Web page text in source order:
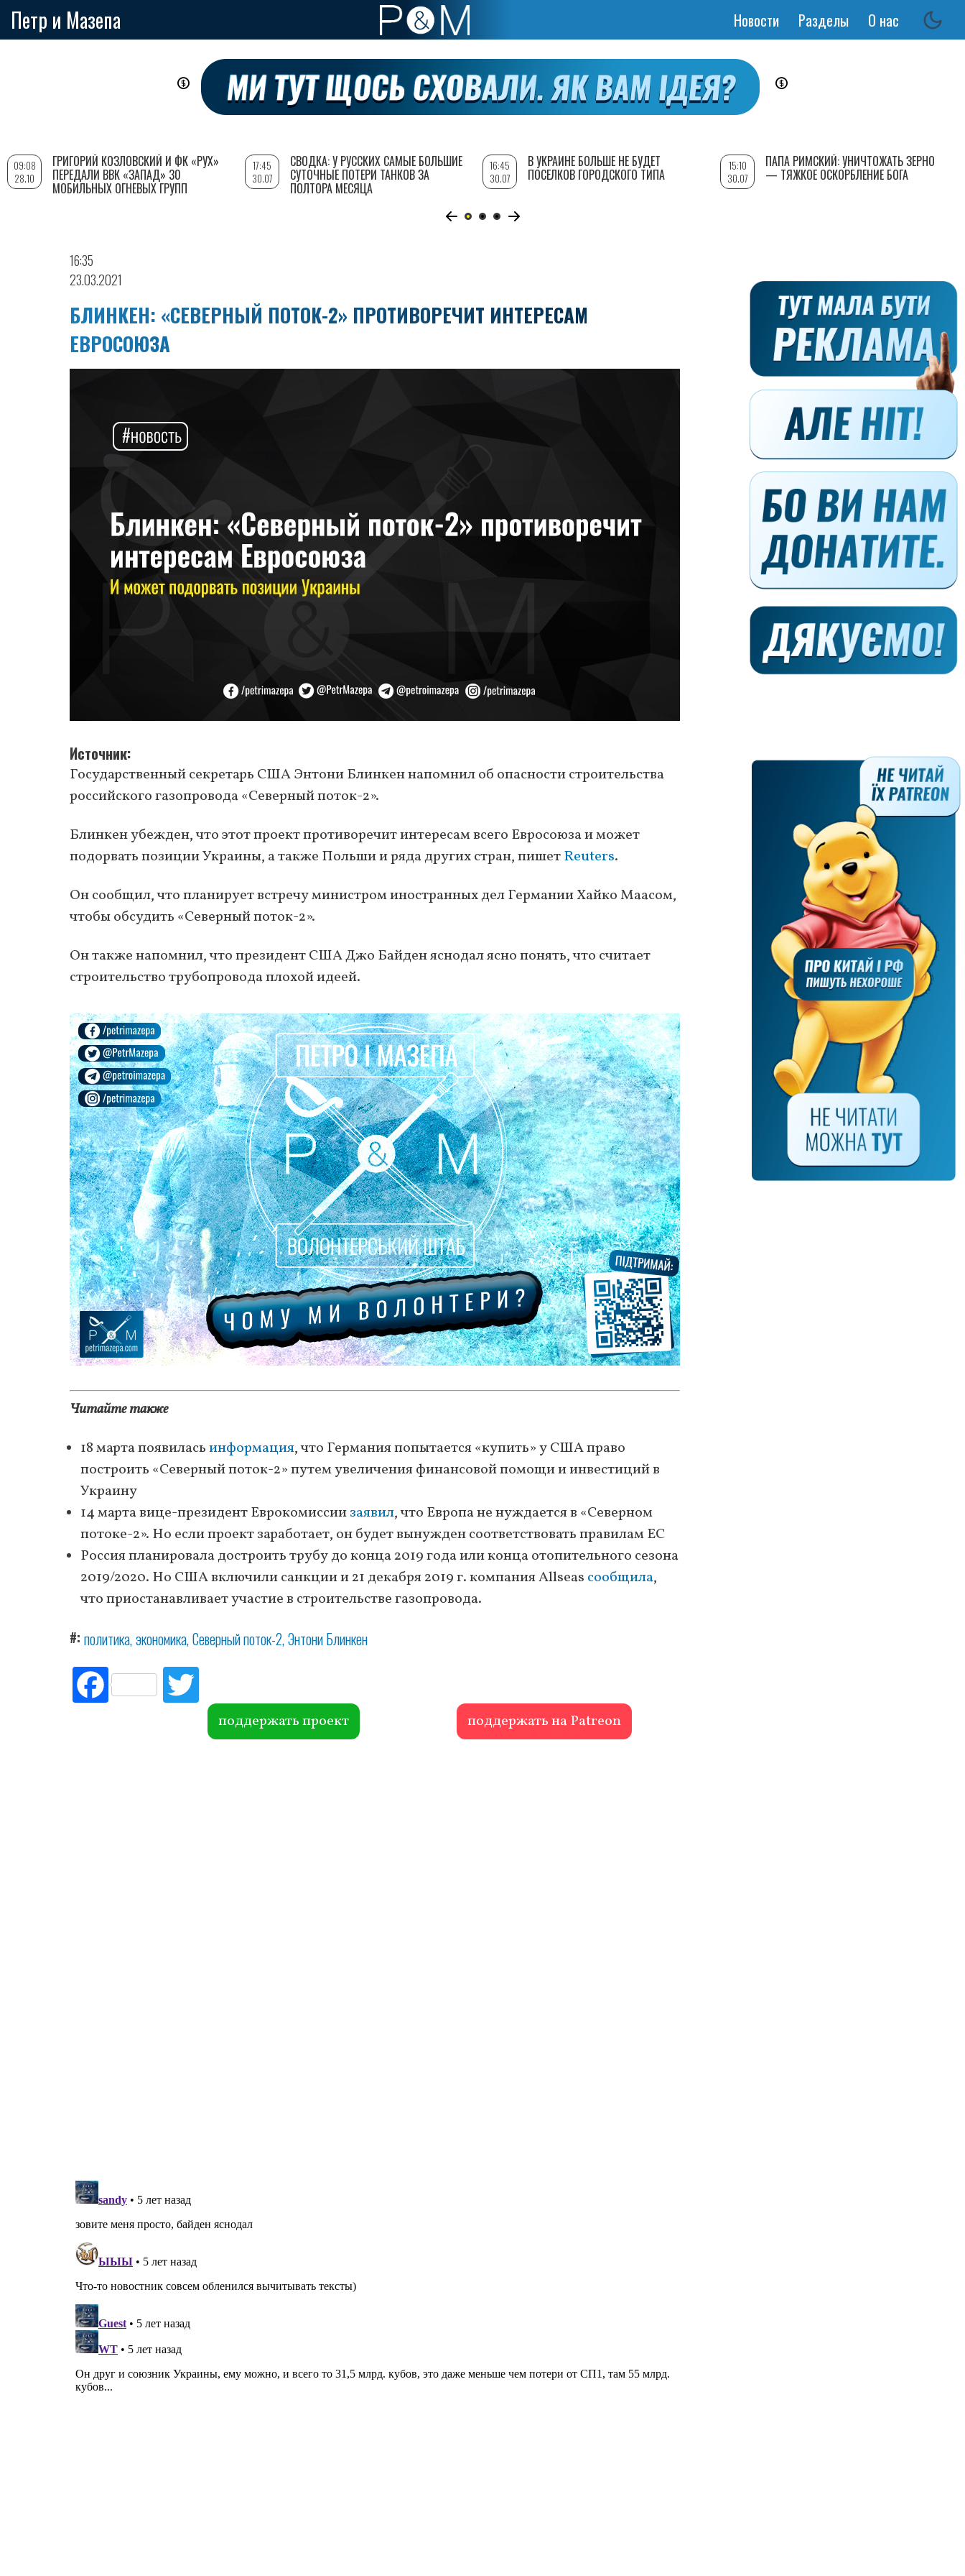
Петр и Мазепа
Основная
Новости Разделы О нас
16:35
23.03.2021
БЛИНКЕН: «СЕВЕРНЫЙ ПОТОК-2» ПРОТИВОРЕЧИТ ИНТЕРЕСАМ
ЕВРОСОЮЗА
Источник
Государственный секретарь США Энтони Блинкен напомнил об опасности строительства
российского газопровода «Северный поток-2».
Блинкен убежден, что этот проект противоречит интересам всего Евросоюза и может
подорвать позиции Украины, а также Польши и ряда других стран, пишетReuters.
Он сообщил, что планирует встречу министром иностранных дел Германии Хайко Маасом,
чтобы обсудить «Северный поток-2».
Он также напомнил, что президент США Джо Байден яснодал ясно понять, что считает
строительство трубопровода плохой идеей.
Читайте также
18 марта появиласьинформация, что Германия попытается «купить» у США право
построить «Северный поток-2» путем увеличения финансовой помощи и инвестиций в
Украину
14 марта вице-президент Еврокомиссиизаявил, что Европа не нуждается в «Северном
потоке-2». Но если проект заработает, он будет вынужден соответствовать правилам ЕС
Россия планировала достроить трубу до конца 2019 года или конца отопительного сезона
2019/2020. Но США включили санкции и 21 декабря 2019 г. компания Allseas сообщила,
что приостанавливает участие в строительстве газопровода.
# политика экономика Северный поток-2 Энтони Блинкен
Fac
ebo itte
r поддержать проект поддержать на Patreon
09:08
28.10
ГРИГОРИЙ КОЗЛОВСКИЙ И ФК «РУХ»
ПЕРЕДАЛИ ВВК «ЗАПАД» 30
МОБИЛЬНЫХ ОГНЕВЫХ ГРУПП
17:45
30.07
СВОДКА: У РУССКИХ САМЫЕ БОЛЬШИЕ
СУТОЧНЫЕ ПОТЕРИ ТАНКОВ ЗА
ПОЛТОРА МЕСЯЦА
16:45
30.07
В УКРАИНЕ БОЛЬШЕ НЕ БУДЕТ
ПОСЕЛКОВ ГОРОДСКОГО ТИПА
15:10
30.07
ПАПА РИМСКИЙ: УНИЧТОЖАТЬ ЗЕРНО
— ТЯЖКОЕ ОСКОРБЛЕНИЕ БОГА